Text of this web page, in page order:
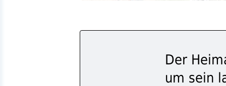
Der
um sein